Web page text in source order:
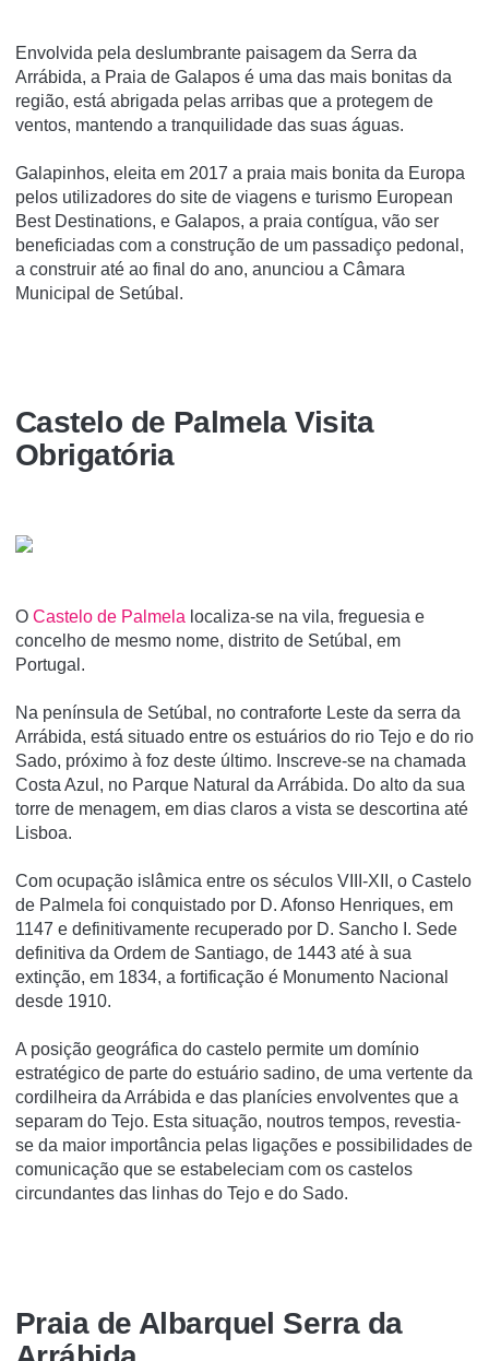
Envolvida pela deslumbrante paisagem da Serra da
Arrábida, a Praia de Galapos é uma das mais bonitas da
região, está abrigada pelas arribas que a protegem de
ventos, mantendo a tranquilidade das suas águas.
Galapinhos, eleita em 2017 a praia mais bonita da Europa
pelos utilizadores do site de viagens e turismo European
Best Destinations, e Galapos, a praia contígua, vão ser
beneficiadas com a construção de um passadiço pedonal,
a construir até ao final do ano, anunciou a Câmara
Municipal de Setúbal.
Castelo de Palmela Visita
Obrigatória
O Castelo de Palmela localiza-se na vila, freguesia e
concelho de mesmo nome, distrito de Setúbal, em
Portugal.
Na pení­nsula de Setúbal, no contraforte Leste da serra da
Arrábida, está situado entre os estuários do rio Tejo e do rio
Sado, próximo à foz deste último. Inscreve-se na chamada
Costa Azul, no Parque Natural da Arrábida. Do alto da sua
torre de menagem, em dias claros a vista se descortina até
Lisboa.
Com ocupação islâmica entre os séculos VIII-XII, o Castelo
de Palmela foi conquistado por D. Afonso Henriques, em
1147 e definitivamente recuperado por D. Sancho I. Sede
definitiva da Ordem de Santiago, de 1443 até à sua
extinção, em 1834, a fortificação é Monumento Nacional
desde 1910.
A posição geográfica do castelo permite um domínio
estratégico de parte do estuário sadino, de uma vertente da
cordilheira da Arrábida e das planícies envolventes que a
separam do Tejo. Esta situação, noutros tempos, revestia-
se da maior importância pelas ligações e possibilidades de
comunicação que se estabeleciam com os castelos
circundantes das linhas do Tejo e do Sado.
Praia de Albarquel Serra da